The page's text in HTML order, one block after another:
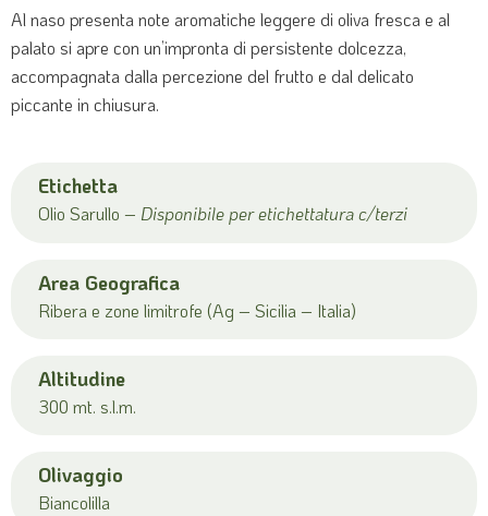
Al naso presenta note aromatiche leggere di oliva fresca e al
palato si apre con un’impronta di persistente dolcezza,
accompagnata dalla percezione del frutto e dal delicato
piccante in chiusura.
Etichetta
Olio Sarullo – Disponibile per etichettatura c/terzi
Area Geografica
Ribera e zone limitrofe (Ag – Sicilia – Italia)
Altitudine
300 mt. s.l.m.
Olivaggio
Biancolilla